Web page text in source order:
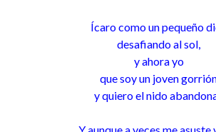
Ícaro como un pequeño
desafiando al sol,
y ahora yo
que soy un joven
y quiero el nido